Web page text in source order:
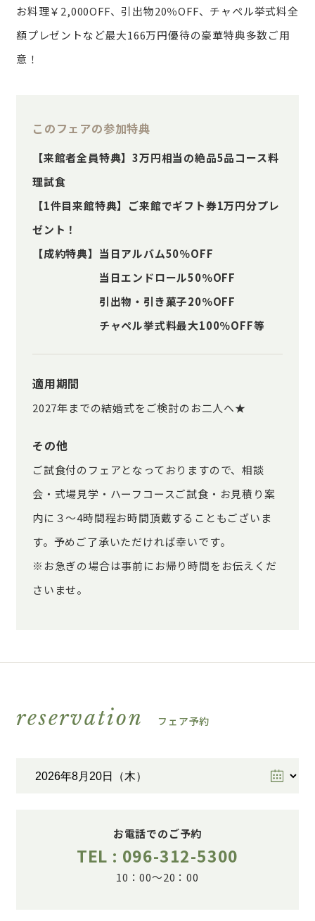
お料理￥2,000OFF、引出物20％OFF、チャペル挙式料全
額プレゼントなど最大166万円優待の豪華特典多数ご用
意！
このフェアの参加特典
【来館者全員特典】3万円相当の絶品5品コース料
理試食
【1件目来館特典】ご来館でギフト券1万円分プレ
ゼント！
【成約特典】当日アルバム50％OFF
当日エンドロール50％OFF
引出物・引き菓子20％OFF
チャペル挙式料最大100％OFF等
適用期間
2027年までの結婚式をご検討のお二人へ★
その他
ご試食付のフェアとなっておりますので、相談
会・式場見学・ハーフコースご試食・お見積り案
内に３～4時間程お時間頂戴することもございま
す。予めご了承いただければ幸いです。
※お急ぎの場合は事前にお帰り時間をお伝えくだ
さいませ。
reservation フェア予約
お電話でのご予約
TEL : 096-312-5300
10：00～20：00